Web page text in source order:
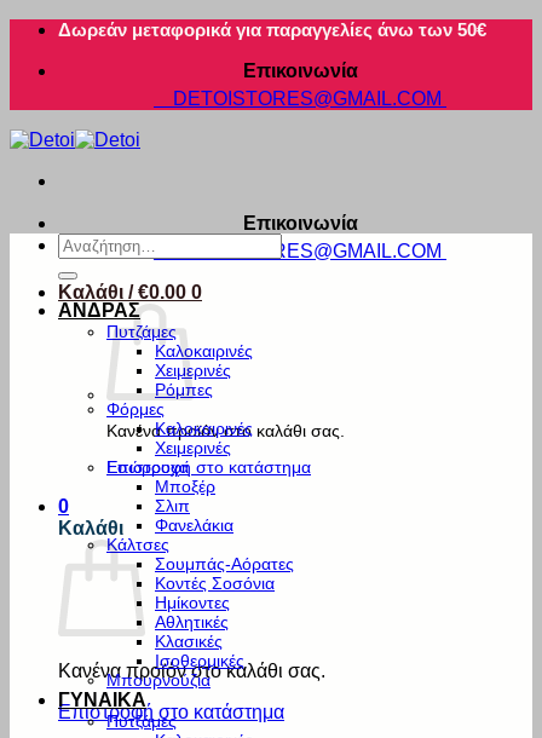
Μετάβαση
περιεχόμενο
Δωρεάν μεταφορικά για παραγγελίες άνω των 50€
Επικοινωνία
DETOISTORES@GMAIL.COM
Επικοινωνία
DETOISTORES@GMAIL.COM
Καλάθι /€0.00 0
Κανένα προϊόν στο καλάθι σας.
Επιστροφή στο κατάστημα
0
Καλάθι
Κανένα προϊόν στο καλάθι σας.
Επιστροφή στο κατάστημα
Αναζήτηση
για:
ΑΝΔΡΑΣ
Πυτζάμες
Καλοκαιρινές
Χειμερινές
Ρόμπες
Φόρμες
Καλοκαιρινές
Χειμερινές
Εσώρουχα
Μποξέρ
Σλιπ
Φανελάκια
Κάλτσες
Σουμπάς-Αόρατες
Κοντές Σοσόνια
Ημίκοντες
Αθλητικές
Κλασικές
Ισοθερμικές
Μπουρνούζια
ΓΥΝΑΙΚΑ
Πυτζάμες